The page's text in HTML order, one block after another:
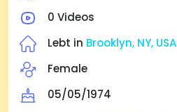
0 Videos
Lebt in Brooklyn, NY, USA
Female
05/05/1974